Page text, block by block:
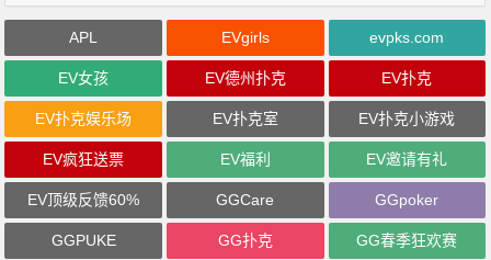
APL EVgirls evpks.com
EV女孩 EV德州扑克 EV扑克
EV扑克娱乐场 EV扑克室 EV扑克小游戏
EV疯狂送票 EV福利 EV邀请有礼
EV顶级反馈60% GGCare GGpoker
GGPUKE GG扑克 GG春季狂欢赛